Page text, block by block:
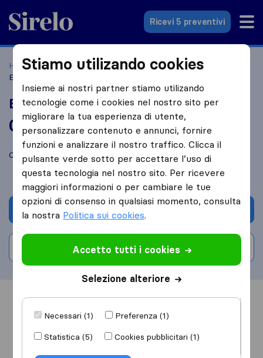
Sirelo.it
Ricevi 5 preventivi
Home Le 10 migliori aziende di traslochi in Italia
Ecogold
Ecogold
0,0 basato su 0
recensioni di Sirelo e Google
i
Confronta Ecogold con altre aziende di traslochi diCascina
Chiedi preventivo
Scrivi una recensione
Stiamo utilizando cookies
Insieme ai nostri partner stiamo utilizando
tecnologie come i cookies nel nostro sito per
migliorare la tua esperienza di utente,
personalizzare contenuto e annunci, fornire
funzioni e analizzare il nostro traffico. Clicca il
pulsante verde sotto per accettare l’uso di
questa tecnologia nel nostro sito. Per ricevere
maggiori informazioni o per cambiare le tue
opzioni di consenso in qualsiasi momento, consulta
la nostra Politica sui cookies.
Accetto tutti i cookies
Selezione alteriore
Necessari (1)
Preferenza (1)
Statistica (5)
Cookies pubblicitari (1)